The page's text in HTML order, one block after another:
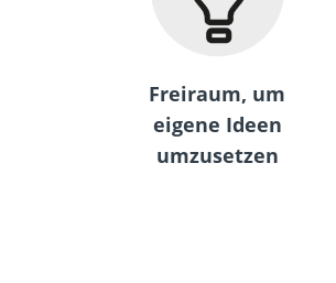
Freiraum, um
eigene Ideen
umzusetzen